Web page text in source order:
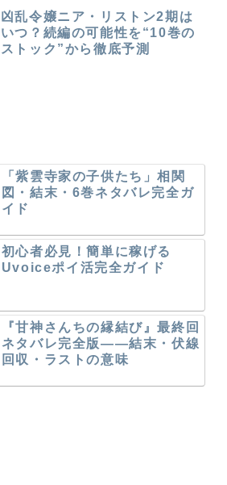
凶乱令嬢ニア・リストン2期は
いつ？続編の可能性を“10巻の
ストック”から徹底予測
「紫雲寺家の子供たち」相関
図・結末・6巻ネタバレ完全ガ
イド
初心者必見！簡単に稼げる
Uvoiceポイ活完全ガイド
『甘神さんちの縁結び』最終回
ネタバレ完全版――結末・伏線
回収・ラストの意味